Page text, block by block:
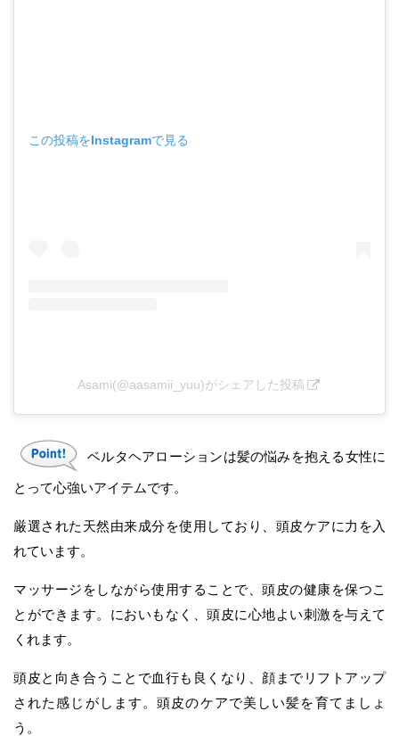
この投稿をInstagramで見る
Asami(@aasamii_yuu)がシェアした投稿
ベルタヘアローションは髪の悩みを抱える女性に
とって心強いアイテムです。
厳選された天然由来成分を使用しており、頭皮ケアに力を入
れています。
マッサージをしながら使用することで、頭皮の健康を保つこ
とができます。においもなく、頭皮に心地よい刺激を与えて
くれます。
頭皮と向き合うことで血行も良くなり、顔までリフトアップ
された感じがします。頭皮のケアで美しい髪を育てましょ
う。